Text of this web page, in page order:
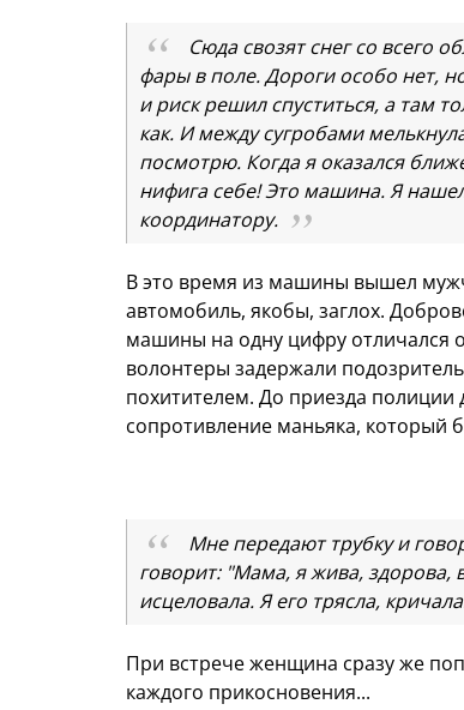
Сюда свозят снег со всего
фары в поле. Дороги особо нет,
и риск решил спуститься, а там
как. И между сугробами
посмотрю. Когда я оказался
нифига себе! Это машина. Я
координатору.
В это время из машины вышел
автомобиль, якобы, заглох.
машины на одну цифру отличался
волонтеры задержали
похитителем. До приезда
сопротивление маньяка, который
Мне передают трубку и
говорит: "Мама, я жива, здорова,
исцеловала. Я его трясла,
При встрече женщина сразу же
каждого прикосновения...